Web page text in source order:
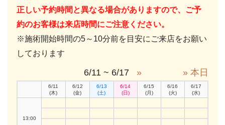
正しい予約時間と異なる場合がありますので、ご予
約のお客様は来店時間にご注意ください。
※施術開始時間の5～10分前を目安にご来店をお願い
しております
6/11 ~ 6/17 » » 本日
6/11
(木)
6/12
(金)
6/13
(土)
6/14
(日)
6/15
(月)
6/16
(火)
6/17
(水)
13:00